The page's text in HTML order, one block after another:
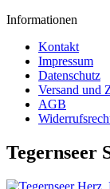
Informationen
Kontakt
Impressum
Datenschutz
Versand und
AGB
Tegernseer